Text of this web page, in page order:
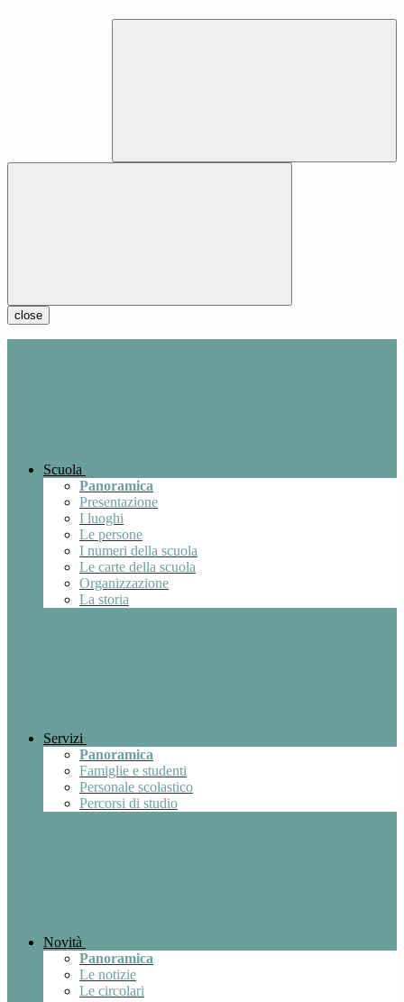
close
Scuola
Panoramica
Presentazione
I luoghi
Le persone
I numeri della scuola
Le carte della scuola
Organizzazione
La storia
Servizi
Panoramica
Famiglie e studenti
Personale scolastico
Percorsi di studio
Novità
Panoramica
Le notizie
Le circolari